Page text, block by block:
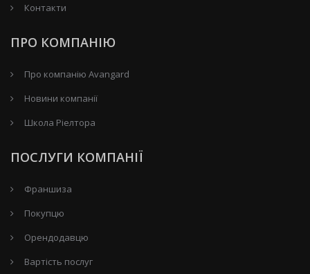
Контакти
ПРО КОМПАНІЮ
Про компанію Avangard
Новини компанії
Школа Ріелтора
ПОСЛУГИ КОМПАНІЇ
Франшиза
Покупцю
Орендодавцю
Вартість послуг